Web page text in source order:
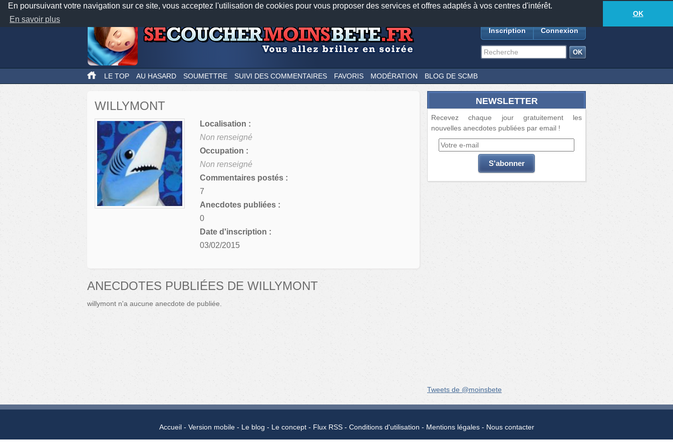
En poursuivant votre navigation sur ce site, vous acceptez l'utilisation de cookies pour vous proposer des services et offres adaptés à vos centres d'intérêt.
En savoir plus
OK
Nos applications mobiles Newsletter Facebook
TwitterFeeds18877anecdotes-698lecteurs connectés
Inscription Connexion
LE TOP AU HASARD SOUMETTRE SUIVI DES COMMENTAIRES FAVORIS MODÉRATION BLOG DE SCMB
WILLYMONT
Localisation :
Non renseigné
Occupation :
Non renseigné
Commentaires postés :
7
Anecdotes publiées :
0
Date d'inscription :
03/02/2015
ANECDOTES PUBLIÉES DE WILLYMONT
willymont n'a aucune anecdote de publiée.
NEWSLETTER
Recevez chaque jour gratuitement les
nouvelles anecdotes publiées par email !
Tweets de @moinsbete
Accueil Version mobile Le blog Le concept Flux RSS Conditions d'utilisation Mentions légales Nous contacter